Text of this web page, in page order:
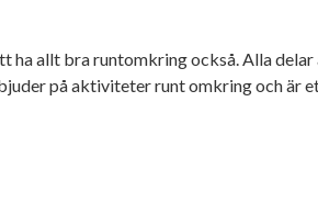
allt bra runtomkring också. Alla
på aktiviteter runt omkring och är